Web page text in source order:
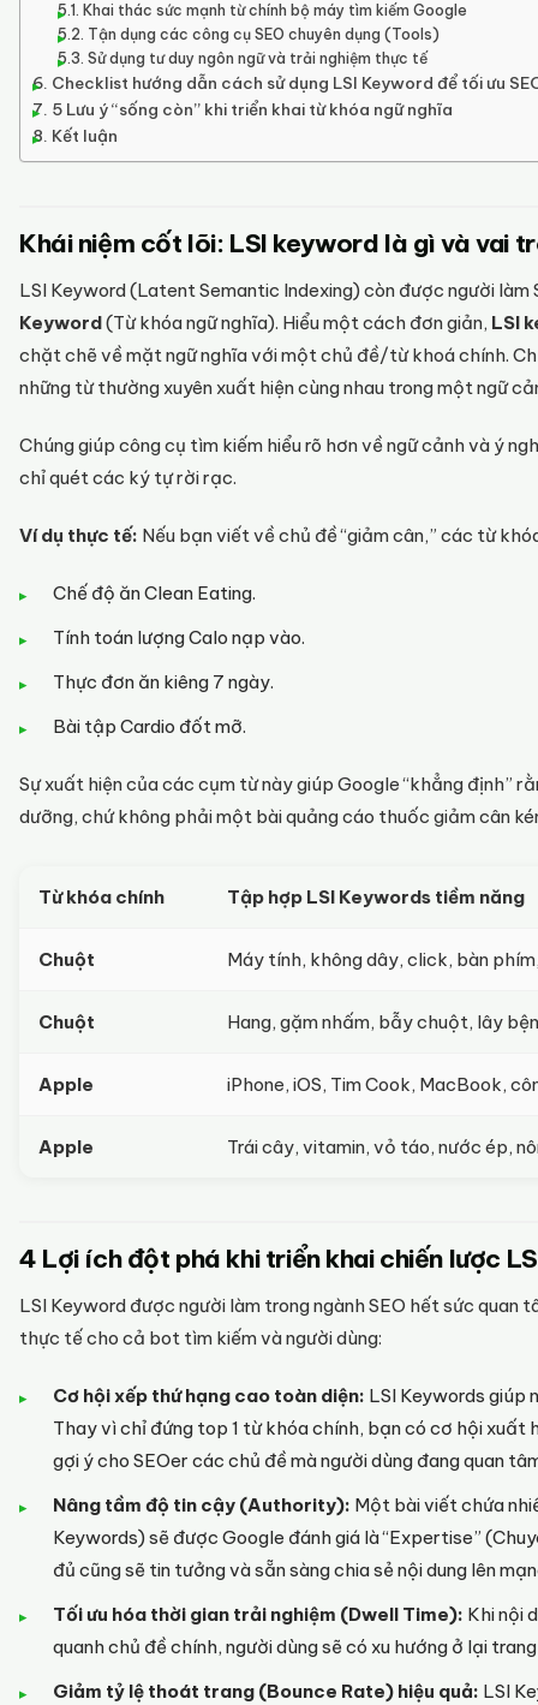
Khai thác sức mạnh từ chính bộ máy tìm kiếm Google
Tận dụng các công cụ SEO chuyên dụng (Tools)
Sử dụng tư duy ngôn ngữ và trải nghiệm thực tế
Checklist hướng dẫn cách sử dụng LSI Keyword để tối ưu
5 Lưu ý “sống còn” khi triển khai từ khóa ngữ nghĩa
Kết luận
Khái niệm cốt lõi: LSI keyword là gì và vai
LSI Keyword (Latent Semantic Indexing) còn được người
Keyword(Từ khóa ngữ nghĩa). Hiểu một cách đơn giản, LSI
chặt chẽ về mặt ngữ nghĩa với một chủ đề/từ khoá chính.
những từ thường xuyên xuất hiện cùng nhau trong một ngữ
Chúng giúp công cụ tìm kiếm hiểu rõ hơn về ngữ cảnh và ý
chỉ quét các ký tự rời rạc.
Ví dụ thực tế: Nếu bạn viết về chủ đề “giảm cân,” các từ
Chế độ ăn Clean Eating.
Tính toán lượng Calo nạp vào.
Thực đơn ăn kiêng 7 ngày.
Bài tập Cardio đốt mỡ.
Sự xuất hiện của các cụm từ này giúp Google “khẳng định”
dưỡng, chứ không phải một bài quảng cáo thuốc giảm cân
Từ khóa chính Tập hợp LSI Keywords tiềm năng
Chuột Máy tính, không dây, click, bàn
Chuột Hang, gặm nhấm, bẫy chuột, lây
Apple iPhone, iOS, Tim Cook, MacBook,
Apple Trái cây, vitamin, vỏ táo, nước ép,
4 Lợi ích đột phá khi triển khai chiến lược
LSI Keyword được người làm trong ngành SEO hết sức quan
thực tế cho cả bot tìm kiếm và người dùng:
Cơ hội xếp thứ hạng cao toàn diện: LSI Keywords giúp
Thay vì chỉ đứng top 1 từ khóa chính, bạn có cơ hội xuất
gợi ý cho SEOer các chủ đề mà người dùng đang quan
Nâng tầm độ tin cậy (Authority): Một bài viết chứa
Keywords) sẽ được Google đánh giá là “Expertise”
đủ cũng sẽ tin tưởng và sẵn sàng chia sẻ nội dung lên
Tối ưu hóa thời gian trải nghiệm (Dwell Time): Khi nội
quanh chủ đề chính, người dùng sẽ có xu hướng ở lại
Giảm tỷ lệ thoát trang (Bounce Rate) hiệu quả: LSI